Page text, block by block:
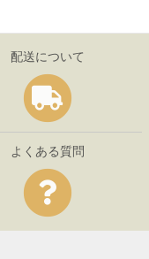
配送について
よくある質問